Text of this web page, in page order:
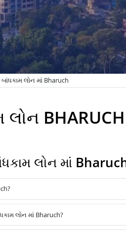
લોન માં Bharuch
BHARUCH
લોન માં
લોન માં Bharuch?